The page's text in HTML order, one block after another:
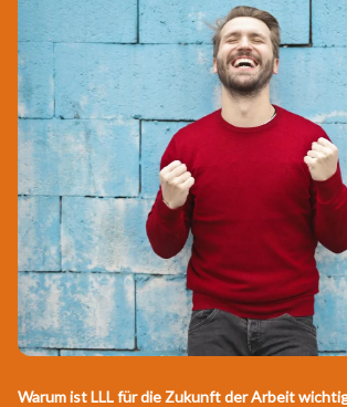
Warum ist LLL für die Zukunft der Arbeit